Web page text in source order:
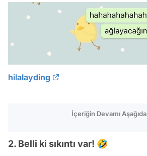
hilalayding
İçeriğin Devamı Aşağıda
2. Belli ki sıkıntı var! 🤣